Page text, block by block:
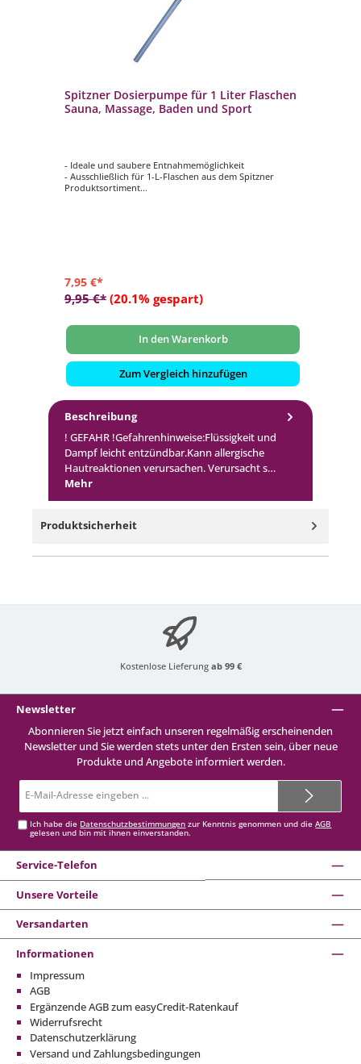
Spitzner Dosierpumpe für 1 Liter Flaschen
Sauna, Massage, Baden und Sport
- Ideale und saubere Entnahmemöglichkeit
- Ausschließlich für 1-L-Flaschen aus dem Spitzner
Produktsortiment
7,95 €*
9,95 €* (20.1% gespart)
In den Warenkorb
Zum Vergleich hinzufügen
Beschreibung
! GEFAHR !Gefahrenhinweise:Flüssigkeit und
Dampf leicht entzündbar.Kann allergische
Hautreaktionen verursachen. Verursacht s…
Mehr
Produktsicherheit
Kostenlose Lieferung ab 99 €
Newsletter
Abonnieren Sie jetzt einfach unseren regelmäßig erscheinenden
Newsletter und Sie werden stets unter den Ersten sein, über neue
Produkte und Angebote informiert werden.
Mail-
Ich habe die Datenschutzbestimmungen zur Kenntnis genommen und dieAGB
gelesen und bin mit ihnen einverstanden.
Service-Telefon
Unsere Vorteile
Versandarten
Informationen
Impressum
AGB
Ergänzende AGB zum easyCredit-Ratenkauf
Widerrufsrecht
Datenschutzerklärung
Versand und Zahlungsbedingungen